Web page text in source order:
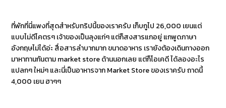
ที่พักที่นี่แพงที่สุดสำหรับทริปนี้ของเราครับ เก็บกูไป 26,000 เยนแต่
แบบไม่ดีโคตรๆ เจ้าของเป็นลุงแก่ๆ แต่ก็สงสารแกอยู่ แกพูดภาษา
อังกฤษไม่ได้อ่ะ สื่อสารลำบากมาก ขนาดอาหาร เรายังต้องเดินทางออก
มาหาทานกันตาม market store ด้านนอกเลย แต่ก็โอเคดี ได้ลองอะไร
แปลกๆ ใหม่ๆ และนี่เป็นอาหารจาก Market Store ของเราครับ ถาดนี้
4,000 เยน ฮาๆๆ